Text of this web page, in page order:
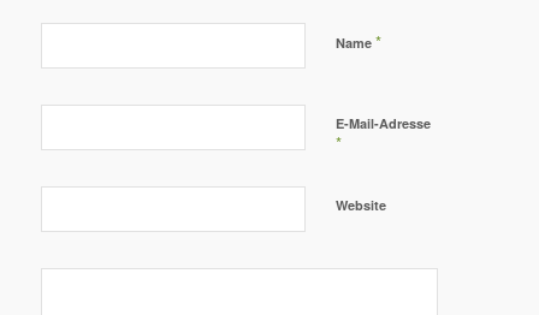
Name *
E-Mail-Adresse
*
Website